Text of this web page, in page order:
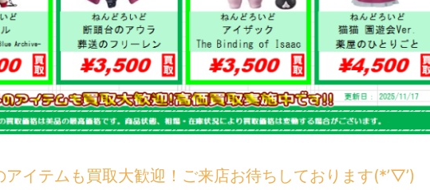
アイテムも買取大歓迎！ご来店お待ちしております(*’▽’)